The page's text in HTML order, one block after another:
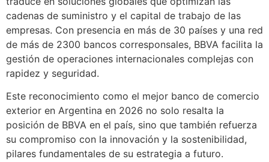
cadenas de suministro y el capital de trabajo de las
empresas. Con presencia en más de 30 países y una red
de más de 2300 bancos corresponsales, BBVA facilita la
gestión de operaciones internacionales complejas con
rapidez y seguridad.
Este reconocimiento como el mejor banco de comercio
exterior en Argentina en 2026 no solo resalta la
posición de BBVA en el país, sino que también refuerza
su compromiso con la innovación y la sostenibilidad,
pilares fundamentales de su estrategia a futuro.